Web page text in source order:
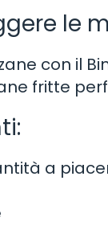
le
con il
fritte
a